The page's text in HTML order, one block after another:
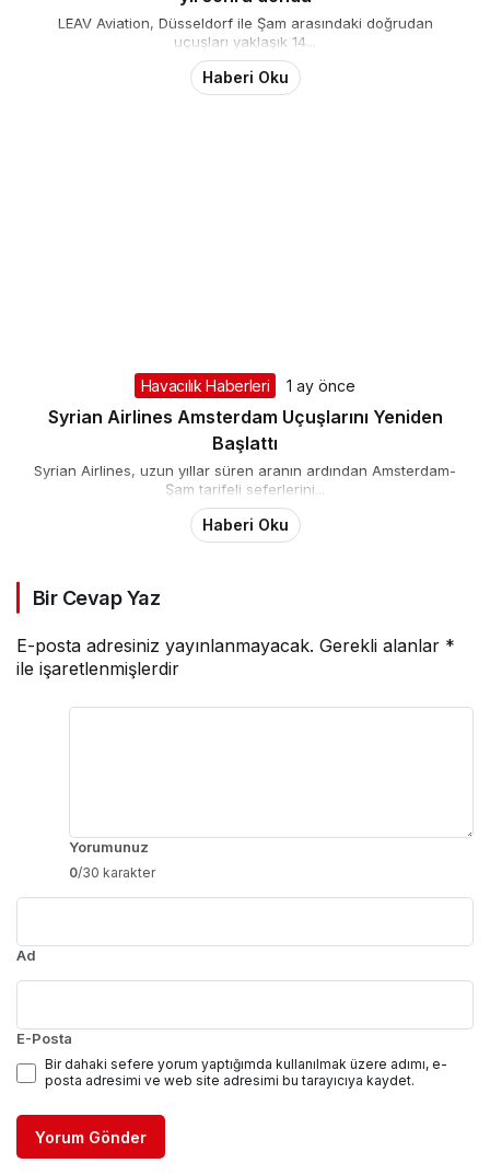
LEAV Aviation, Düsseldorf ile Şam arasındaki doğrudan
uçuşları yaklaşık 14...
Haberi Oku
Havacılık Haberleri 1 ay önce
Syrian Airlines Amsterdam Uçuşlarını Yeniden
Başlattı
Syrian Airlines, uzun yıllar süren aranın ardından Amsterdam-
Şam tarifeli seferlerini...
Haberi Oku
Bir Cevap Yaz
E-posta adresiniz yayınlanmayacak. Gerekli alanlar *
ile işaretlenmişlerdir
Yorumunuz
0/30 karakter
Ad
E-Posta
Bir dahaki sefere yorum yaptığımda kullanılmak üzere adımı, e-
posta adresimi ve web site adresimi bu tarayıcıya kaydet.
Yorum Gönder